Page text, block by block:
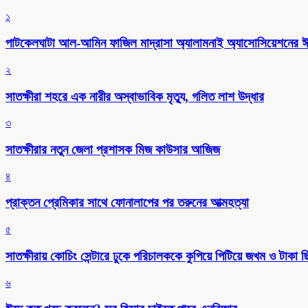
১
পাটকেলঘাটা আল-আমিন ফাজিল মাদ্রাসা অ্যালামনাই অ্যাসোসিয়েশনের
২
সাতক্ষীরা শহরে এক নারীর অস্বাভাবিক মৃত্যু, গলিত লাশ উদ্ধার
৩
সাতক্ষীরার নতুন জেলা প্রশাসক মিজ কাউসার আজিজ
৪
প্রাক্তন প্রেমিকার সাথে ফোনালাপের পর তরুনের আত্মহত্যা
৫
সাতক্ষীরায় কোচিং সেন্টারে ঢুকে পরিচালককে কুপিয়ে পিটিয়ে জখম ও টাকা
৬